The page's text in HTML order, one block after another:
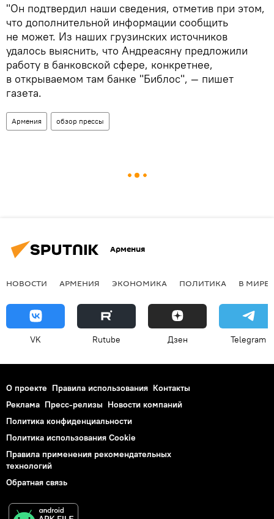
"Он подтвердил наши сведения, отметив при этом,
что дополнительной информации сообщить
не может. Из наших грузинских источников
удалось выяснить, что Андреасяну предложили
работу в банковской сфере, конкретнее,
в открываемом там банке "Библос", — пишет
газета.
Армения обзор прессы
Армения
НОВОСТИ АРМЕНИЯ ЭКОНОМИКА ПОЛИТИКА В МИРЕ
VK Rutube Дзен Telegram
О проекте Правила использования Контакты
Реклама Пресс-релизы Новости компаний
Политика конфиденциальности
Политика использования Cookie
Правила применения рекомендательных
технологий
Обратная связь